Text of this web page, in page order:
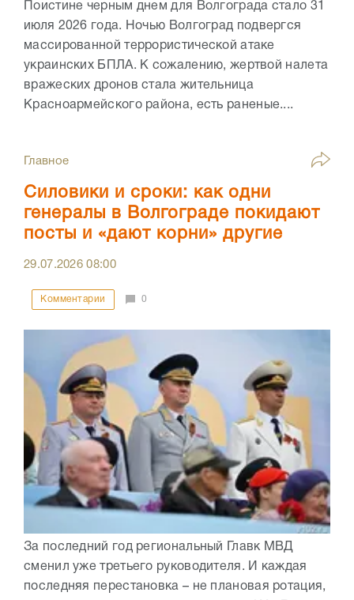
Поистине черным днем для Волгограда стало 31
июля 2026 года. Ночью Волгоград подвергся
массированной террористической атаке
украинских БПЛА. К сожалению, жертвой налета
вражеских дронов стала жительница
Красноармейского района, есть раненые....
Главное
Силовики и сроки: как одни
генералы в Волгограде покидают
посты и «дают корни» другие
29.07.202608:00
Комментарии 0
За последний год региональный Главк МВД
сменил уже третьего руководителя. И каждая
последняя перестановка – не плановая ротация,